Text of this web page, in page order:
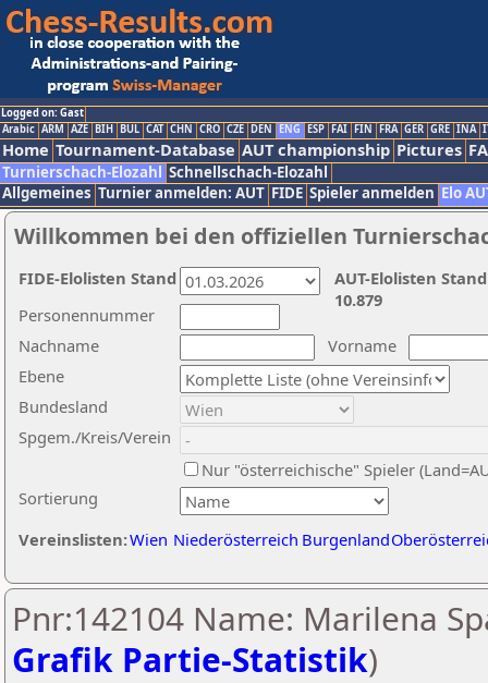
Logged on: Gast
Arabic ARM AZE BIH BUL CAT CHN CRO CZE DEN ENG ESP FAI FIN FRA GER GRE INA
Home Tournament-Database AUT championship Pictures
Turnierschach-Elozahl Schnellschach-Elozahl
Allgemeines Turnier anmelden: AUT FIDE Spieler anmelden Elo
Willkommen bei den offiziellen
Nachname
Vorname
Ebene
Sortierung
Personennummer
Bundesland
Spgem./Kreis/Verein
Nur "österreichische" Spieler
Vereinslisten:Wien Niederösterreich Burgenland
AUT-Elolisten
10.879
FIDE-Elolisten Stand
Pnr:142104 Name: Marilena
Grafik Partie-Statistik)